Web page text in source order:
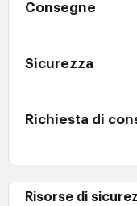
Consegne
Sicurezza
Richiesta di
Risorse di